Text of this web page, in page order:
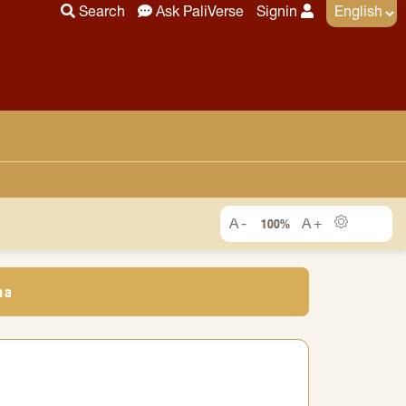
Search Ask PaliVerse Signin
100%